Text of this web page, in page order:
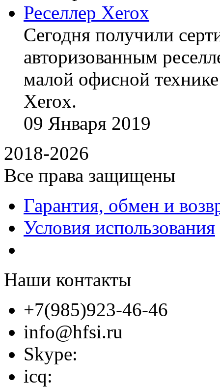
Реселлер Xerox
Сегодня получили
авторизованным
малой офисной
Xerox.
09 Января 2019
2018-2026
Все права защищены
Гарантия, обмен и
Условия использования
Наши контакты
+7(985)923-46-46
info@hfsi.ru
Skype:
icq: